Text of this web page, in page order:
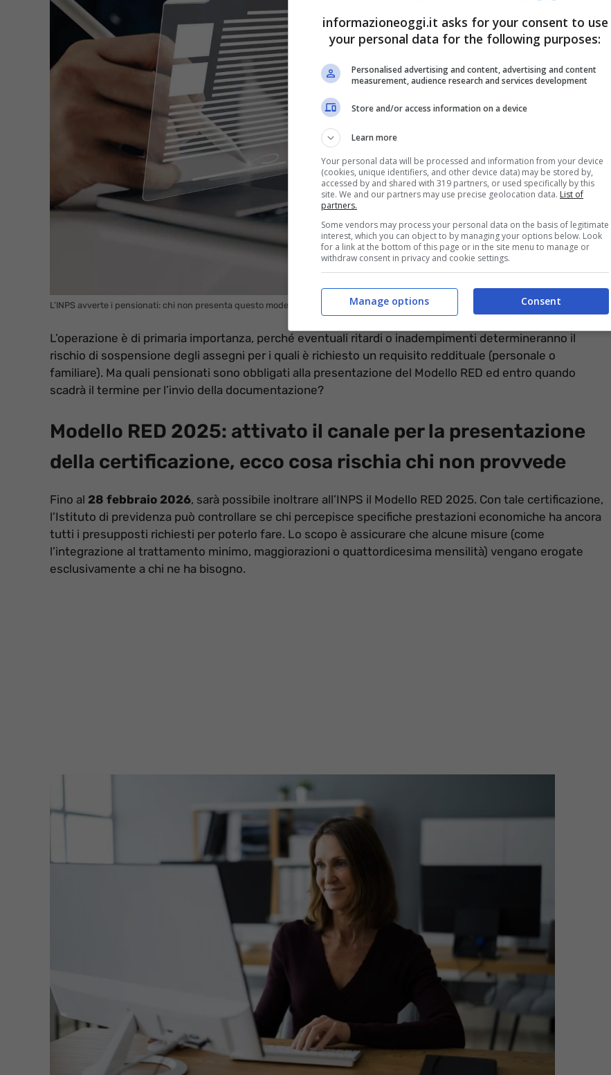
L’INPS avverte i pensionati: chi non presenta questo modello rischia la sospensione dell’assegno (informazioneoggi.it)
L’operazione è di primaria importanza, perché eventuali ritardi o inadempimenti determineranno il
rischio di sospensione degli assegni per i quali è richiesto un requisito reddituale (personale o
familiare). Ma quali pensionati sono obbligati alla presentazione del Modello RED ed entro quando
scadrà il termine per l’invio della documentazione?
Modello RED 2025: attivato il canale per la presentazione
della certificazione, ecco cosa rischia chi non provvede
Fino al 28 febbraio 2026, sarà possibile inoltrare all’INPS il Modello RED 2025. Con tale certificazione,
l’Istituto di previdenza può controllare se chi percepisce specifiche prestazioni economiche ha ancora
tutti i presupposti richiesti per poterlo fare. Lo scopo è assicurare che alcune misure (come
l’integrazione al trattamento minimo, maggiorazioni o quattordicesima mensilità) vengano erogate
esclusivamente a chi ne ha bisogno.
informazioneoggi.it asks for your consent to use
your personal data for the following purposes:
Personalised advertising and content, advertising and content
measurement, audience research and services development
Store and/or access information on a device
Learn more
Your personal data will be processed and information from your device
(cookies, unique identifiers, and other device data) may be stored by,
accessed by and shared with 319 partners, or used specifically by this
site. We and our partners may use precise geolocation data. List of
partners.
Some vendors may process your personal data on the basis of legitimate
interest, which you can object to by managing your options below. Look
for a link at the bottom of this page or in the site menu to manage or
withdraw consent in privacy and cookie settings.
Consent
Manage options